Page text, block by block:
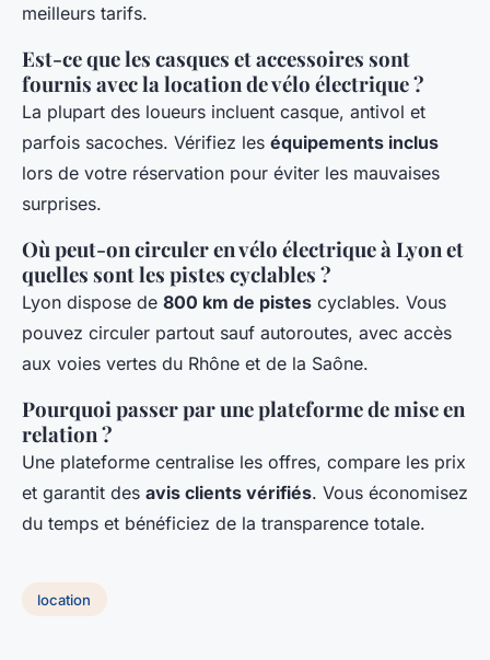
meilleurs tarifs.
Est-ce que les casques et accessoires sont
fournis avec la location de vélo électrique ?
La plupart des loueurs incluent casque, antivol et
parfois sacoches. Vérifiez les équipements inclus
lors de votre réservation pour éviter les mauvaises
surprises.
Où peut-on circuler en vélo électrique à Lyon et
quelles sont les pistes cyclables ?
Lyon dispose de 800 km de pistes cyclables. Vous
pouvez circuler partout sauf autoroutes, avec accès
aux voies vertes du Rhône et de la Saône.
Pourquoi passer par une plateforme de mise en
relation ?
Une plateforme centralise les offres, compare les prix
et garantit des avis clients vérifiés. Vous économisez
du temps et bénéficiez de la transparence totale.
location